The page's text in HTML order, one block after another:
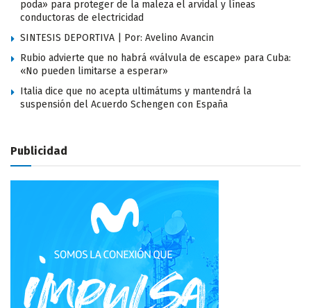
poda» para proteger de la maleza el arvidal y líneas
conductoras de electricidad
SINTESIS DEPORTIVA | Por: Avelino Avancin
Rubio advierte que no habrá «válvula de escape» para Cuba:
«No pueden limitarse a esperar»
Italia dice que no acepta ultimátums y mantendrá la
suspensión del Acuerdo Schengen con España
Publicidad